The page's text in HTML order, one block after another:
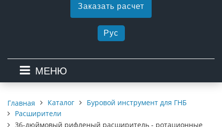
Заказать расчет
Рус
МЕНЮ
Главная Каталог
Буровой инструмент для ГНБ
Расширители
36-дюймовый рифленый расширитель - ротационные